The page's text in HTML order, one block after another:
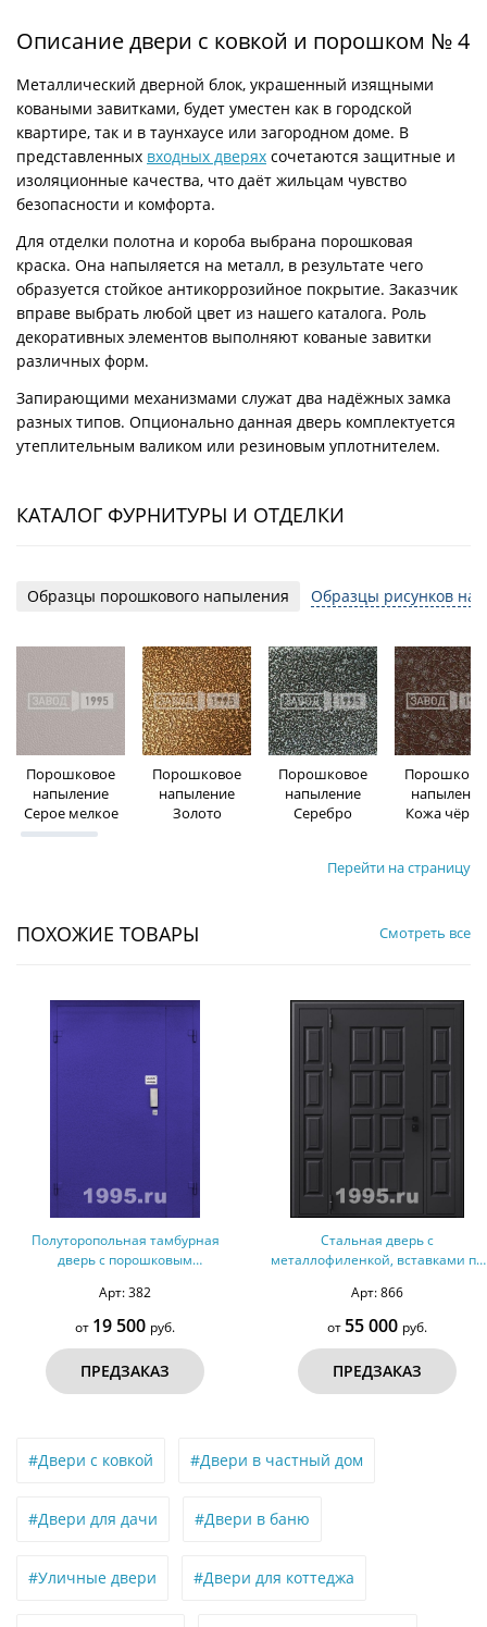
Описание двери с ковкой и порошком № 4
Металлический дверной блок, украшенный изящными
коваными завитками, будет уместен как в городской
квартире, так и в таунхаусе или загородном доме. В
представленных входных дверях сочетаются защитные и
изоляционные качества, что даёт жильцам чувство
безопасности и комфорта.
Для отделки полотна и короба выбрана порошковая
краска. Она напыляется на металл, в результате чего
образуется стойкое антикоррозийное покрытие. Заказчик
вправе выбрать любой цвет из нашего каталога. Роль
декоративных элементов выполняют кованые завитки
различных форм.
Запирающими механизмами служат два надёжных замка
разных типов. Опционально данная дверь комплектуется
утеплительным валиком или резиновым уплотнителем.
КАТАЛОГ ФУРНИТУРЫ И ОТДЕЛКИ
Образцы порошкового напыления Образцы рисунков на
Порошковое
напыление
Серое мелкое
Порошковое
напыление
Золото
Порошковое
напыление
Серебро
напыление
Кожа
Перейти на страницу
ПОХОЖИЕ ТОВАРЫ Смотреть все
Полуторопольная тамбурная
дверь с порошковым
Арт: 382
от 19 500 руб.
ПРЕДЗАКАЗ
Стальная дверь с
металлофиленкой, вставками по
окрашиванием RAL 9004 (тип
№1)
Арт: 866
от 55 000 руб.
ПРЕДЗАКАЗ
#Двери с ковкой #Двери в частный дом
#Двери для дачи #Двери в баню
#Уличные двери #Двери для коттеджа